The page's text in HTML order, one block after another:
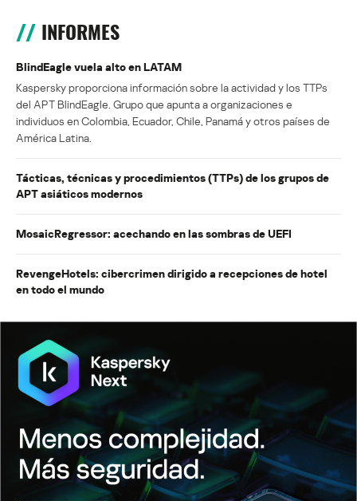
INFORMES
BlindEagle vuela alto en LATAM
Kaspersky proporciona información sobre la actividad y los TTPs
del APT BlindEagle. Grupo que apunta a organizaciones e
individuos en Colombia, Ecuador, Chile, Panamá y otros países de
América Latina.
Tácticas, técnicas y procedimientos (TTPs) de los grupos de
APT asiáticos modernos
MosaicRegressor: acechando en las sombras de UEFI
RevengeHotels: cibercrimen dirigido a recepciones de hotel
en todo el mundo